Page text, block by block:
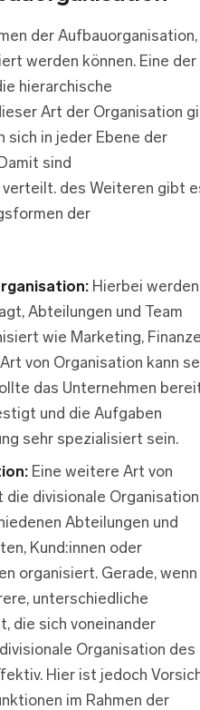
der Aufbauorganisation,
werden können. Eine der
hierarchische
Art der Organisation
sich in jeder Ebene der
sind
des Weiteren gibt
der
Hierbei
Abteilungen und Team
wie Marketing,
von Organisation kann
das Unternehmen
und die Aufgaben
sehr spezialisiert sein.
Eine weitere Art von
divisionale
Abteilungen und
Kund:innen oder
organisiert. Gerade, wenn
unterschiedliche
die sich voneinander
Organisation des
Hier ist jedoch
im Rahmen der